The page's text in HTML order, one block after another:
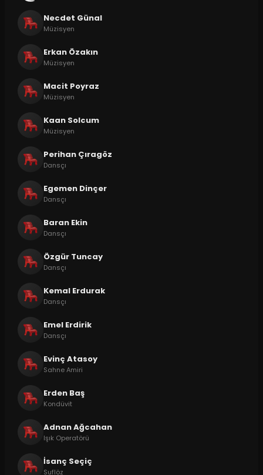
Necdet Günal
Müzisyen
Erkan Özakın
Müzisyen
Macit Poyraz
Müzisyen
Kaan Solcum
Müzisyen
Perihan Çıragöz
Dansçı
Egemen Dinçer
Dansçı
Baran Ekin
Dansçı
Özgür Tuncay
Dansçı
Kemal Erdurak
Dansçı
Emel Erdirik
Dansçı
Evinç Atasoy
Sahne Amiri
Erden Baş
Kondüvit
Adnan Ağcahan
Işık Operatörü
İsanç Seçiç
Suflöz